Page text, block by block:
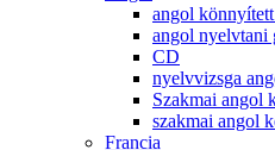
angol
angol nyelvtani
CD
nyelvvizsga
Szakmai angol
szakmai angol
Francia